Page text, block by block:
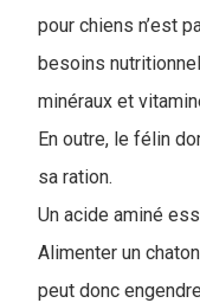
pour chiens n’est
besoins
minéraux et
En outre, le félin
sa ration.
Un acide aminé
Alimenter un
peut donc